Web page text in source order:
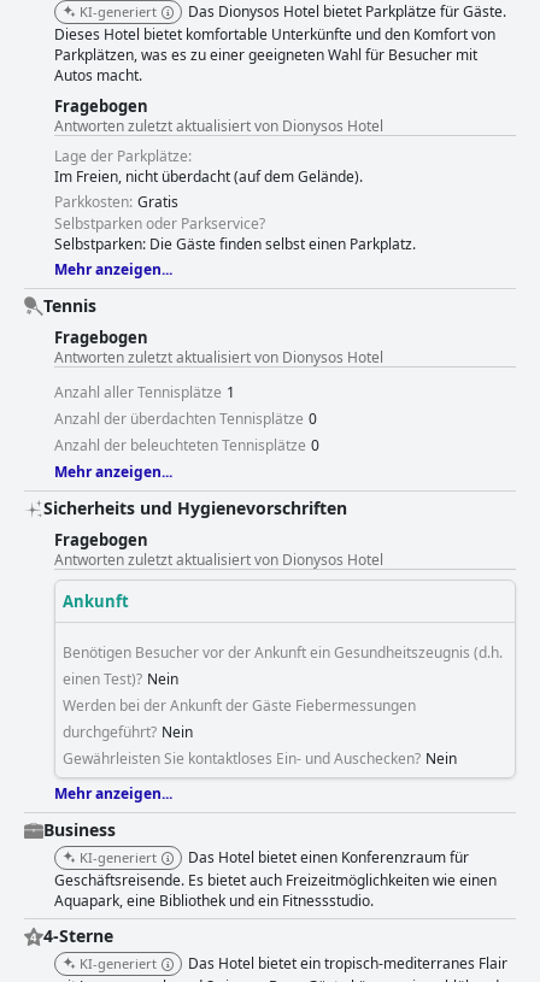
KI-generiert
Das Dionysos Hotel bietet Parkplätze für Gäste.
Dieses Hotel bietet komfortable Unterkünfte und den Komfort von
Parkplätzen, was es zu einer geeigneten Wahl für Besucher mit
Autos macht.
Fragebogen
Antworten zuletzt aktualisiert von Dionysos Hotel
Lage der Parkplätze:
Im Freien, nicht überdacht (auf dem Gelände).
Parkkosten: Gratis
Selbstparken oder Parkservice?
Selbstparken: Die Gäste finden selbst einen Parkplatz.
Mehr anzeigen...
Tennis
Fragebogen
Antworten zuletzt aktualisiert von Dionysos Hotel
Anzahl aller Tennisplätze 1
Anzahl der überdachten Tennisplätze 0
Anzahl der beleuchteten Tennisplätze 0
Mehr anzeigen...
Sicherheits und Hygienevorschriften
Fragebogen
Antworten zuletzt aktualisiert von Dionysos Hotel
Ankunft
Benötigen Besucher vor der Ankunft ein Gesundheitszeugnis (d.h.
einen Test)? Nein
Werden bei der Ankunft der Gäste Fiebermessungen
durchgeführt? Nein
Gewährleisten Sie kontaktloses Ein- und Auschecken? Nein
Mehr anzeigen...
Business
KI-generiert
Das Hotel bietet einen Konferenzraum für
Geschäftsreisende. Es bietet auch Freizeitmöglichkeiten wie einen
Aquapark, eine Bibliothek und ein Fitnessstudio.
4-Sterne
KI-generiert
Das Hotel bietet ein tropisch-mediterranes Flair